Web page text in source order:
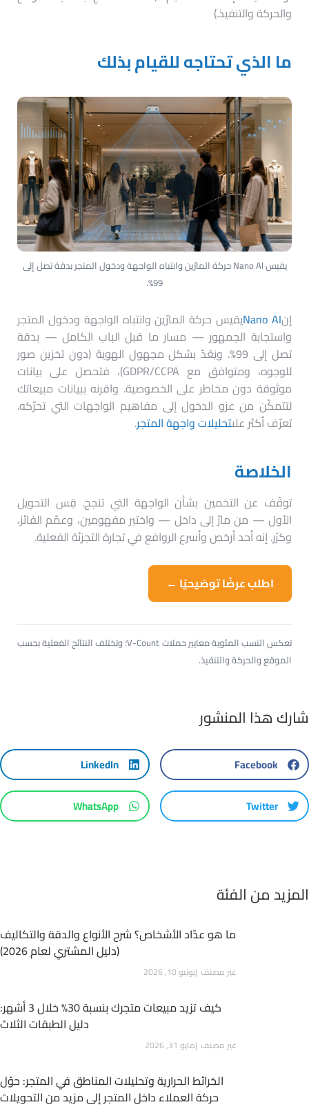
والحركة والتنفيذ.)
ما الذي تحتاجه للقيام بذلك
يقيس Nano AI حركة المارّين وانتباه الواجهة ودخول المتجر بدقة تصل إلى
99%.
إنNano AIيقيس حركة المارّين وانتباه الواجهة ودخول المتجر
واستجابة الجمهور — مسار ما قبل الباب الكامل — بدقة
تصل إلى 99%. ويَعُدّ بشكل مجهول الهوية (دون تخزين صور
للوجوه، ومتوافق مع GDPR/CCPA)، فتحصل على بيانات
موثوقة دون مخاطر على الخصوصية. واقرنه ببيانات مبيعاتك
لتتمكّن من عزو الدخول إلى مفاهيم الواجهات التي تحرّكه.
تعرّف أكثر علىتحليلات واجهة المتجر.
الخلاصة
توقّف عن التخمين بشأن الواجهة التي تنجح. قِس التحويل
الأول — من مارّ إلى داخل — واختبر مفهومين، وعمّم الفائز،
وكرّر. إنه أحد أرخص وأسرع الروافع في تجارة التجزئة الفعلية.
اطلب عرضًا توضيحيًا ←
تعكس النسب المئوية معايير حملات V-Count؛ وتختلف النتائج الفعلية بحسب
الموقع والحركة والتنفيذ.
شارك هذا المنشور
Facebook
LinkedIn
Twitter
WhatsApp
المزيد من الفئة
ما هو عدّاد الأشخاص؟ شرح الأنواع والدقة والتكاليف
(دليل المشتري لعام 2026)
غير مصنف يونيو 10, 2026
كيف تزيد مبيعات متجرك بنسبة 30% خلال 3 أشهر:
دليل الطبقات الثلاث
غير مصنف مايو 31, 2026
الخرائط الحرارية وتحليلات المناطق في المتجر: حوّل
حركة العملاء داخل المتجر إلى مزيد من التحويلات